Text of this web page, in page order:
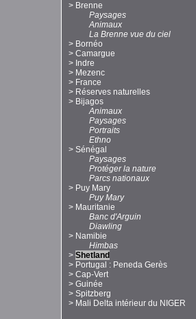
> Brenne
Paysages
Animaux
La Brenne vue du ciel
> Bornéo
> Camargue
> Indre
> Mezenc
> France
> Réserves naturelles
> Bijagos
Animaux
Paysages
Portraits
Ethno
> Sénégal
Paysages
Protéger la nature
Parcs nationaux
> Puy Mary
Puy Mary
> Mauritanie
Banc d'Arguin
Diawling
> Namibie
Himbas
> Shetland
> Portugal : Peneda Gerès
> Cap-Vert
> Guinée
> Spitzberg
> Mali Delta intérieur du NIGER